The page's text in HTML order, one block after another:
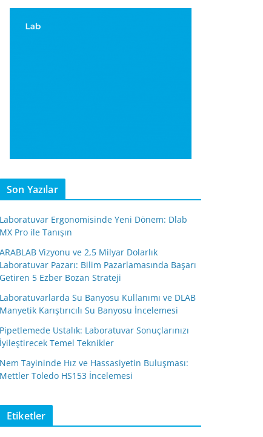
Son Yazılar
Laboratuvar Ergonomisinde Yeni Dönem: Dlab
MX Pro ile Tanışın
ARABLAB Vizyonu ve 2,5 Milyar Dolarlık
Laboratuvar Pazarı: Bilim Pazarlamasında Başarı
Getiren 5 Ezber Bozan Strateji
Laboratuvarlarda Su Banyosu Kullanımı ve DLAB
Manyetik Karıştırıcılı Su Banyosu İncelemesi
Pipetlemede Ustalık: Laboratuvar Sonuçlarınızı
İyileştirecek Temel Teknikler
Nem Tayininde Hız ve Hassasiyetin Buluşması:
Mettler Toledo HS153 İncelemesi
Etiketler